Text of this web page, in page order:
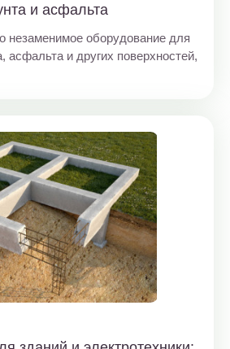
и асфальта
незаменимое оборудование для
асфальта и других поверхностей,